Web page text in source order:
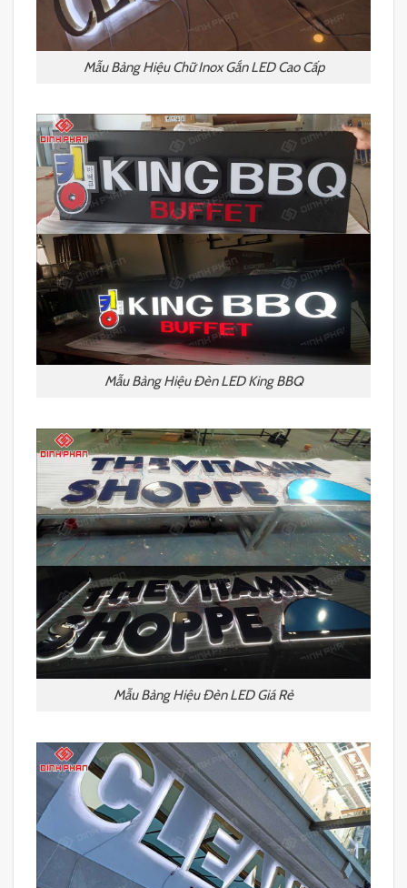
Mẫu Bảng Hiệu Chữ Inox Gắn LED Cao Cấp
Mẫu Bảng Hiệu Đèn LED King BBQ
Mẫu Bảng Hiệu Đèn LED Giá Rẻ